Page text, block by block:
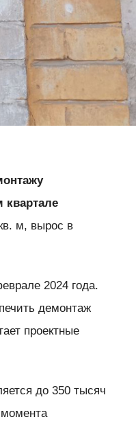
квартале
м, вырос в
2024 года.
демонтаж
проектные
до 350 тысяч